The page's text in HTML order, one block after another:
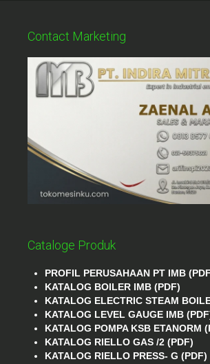
Contact Marketing
Cataloge Produk
PROFIL PERUSAHAAN PT IMB
KATALOG BOILER IMB (PDF)
KATALOG ELECTRIC STEAM
KATALOG LEVEL GAUGE IMB
KATALOG POMPA KSB ETANORM
KATALOG RIELLO GAS /2 (PDF)
KATALOG RIELLO PRESS- G (PDF)